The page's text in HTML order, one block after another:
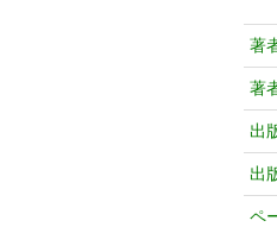
著
著
出
出
ペ